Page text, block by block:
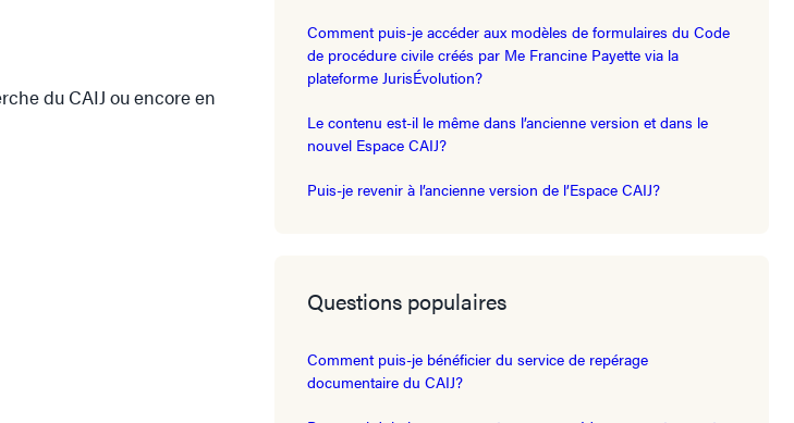
du CAIJ ou encore en
Comment puis-je accéder aux modèles de formulaires du Code
de procédure civile créés par Me Francine Payette via la
plateforme JurisÉvolution?
Le contenu est-il le même dans l’ancienne version et dans le
nouvel Espace CAIJ?
Puis-je revenir à l’ancienne version de l’Espace CAIJ?
Questions populaires
Comment puis-je bénéficier du service de repérage
documentaire du CAIJ?